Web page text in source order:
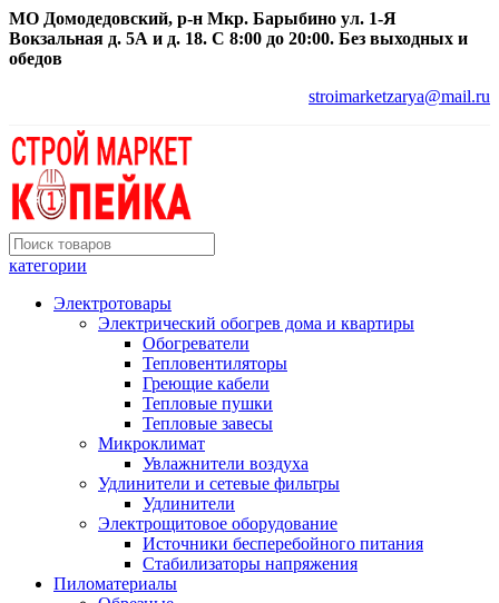
МО Домодедовский, р-н Мкр. Барыбино ул. 1-Я
Вокзальная д. 5А и д. 18. С 8:00 до 20:00. Без выходных и
обедов
stroimarketzarya@mail.ru
категории
Электротовары
Электрический обогрев дома и квартиры
Обогреватели
Тепловентиляторы
Греющие кабели
Тепловые пушки
Тепловые завесы
Микроклимат
Увлажнители воздуха
Удлинители и сетевые фильтры
Удлинители
Электрощитовое оборудование
Источники бесперебойного питания
Стабилизаторы напряжения
Пиломатериалы